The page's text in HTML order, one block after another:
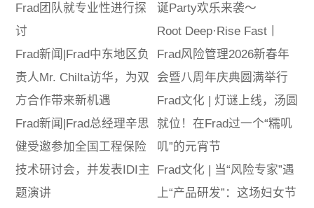
Frad团队就专业性进行探
讨
Frad新闻|Frаd中东地区负
责人Mr. Chilta访华，为双
方合作带来新机遇
Frad新闻|Frad总经理辛思
健受邀参加全国工程保险
技术研讨会，并发表IDI主
题演讲
诞Party欢乐来袭～
Root Deep·Rise Fast丨
Frad风险管理2026新春年
会暨八周年庆典圆满举行
Frad文化 | 灯谜上线，汤圆
就位！在Frad过一个“糯叽
叽”的元宵节
Frad文化 | 当“风险专家”遇
上“产品研发”：这场妇女节